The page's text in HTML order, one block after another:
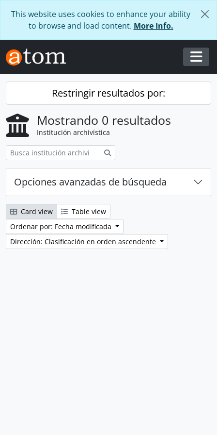
This website uses cookies to enhance your ability
to browse and load content. More Info.
Restringir resultados por:
Mostrando 0 resultados
Institución archivística
Opciones avanzadas de búsqueda
Card view
Table view
Ordenar por: Fecha modificada
Dirección: Clasificación en orden ascendente